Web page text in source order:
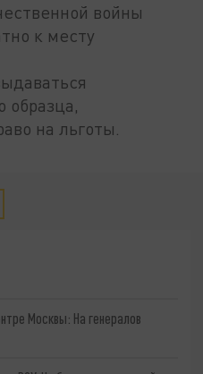
войны
к месту
образца,
на льготы.
Москвы: На генералов